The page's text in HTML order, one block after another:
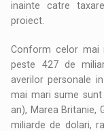
inainte catre
proiect.
Conform celor mai
peste 427 de
averilor personale
mai mari sume
an), Marea Britanie,
miliarde de dolari,